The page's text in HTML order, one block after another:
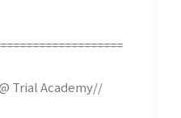
Trial Academy//